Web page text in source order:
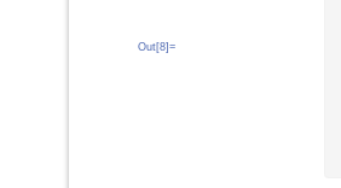
Out[8]=